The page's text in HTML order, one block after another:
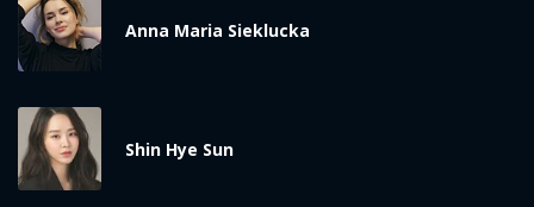
Anna Maria Sieklucka
Shin Hye Sun